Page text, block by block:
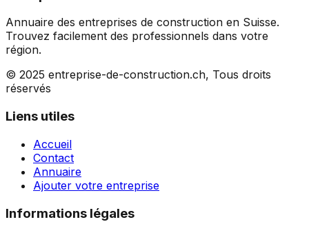
Annuaire des entreprises de construction en Suisse.
Trouvez facilement des professionnels dans votre
région.
© 2025 entreprise-de-construction.ch, Tous droits
réservés
Liens utiles
Accueil
Contact
Annuaire
Ajouter votre entreprise
Informations légales